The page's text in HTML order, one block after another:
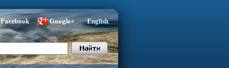
Facebook Google+ English